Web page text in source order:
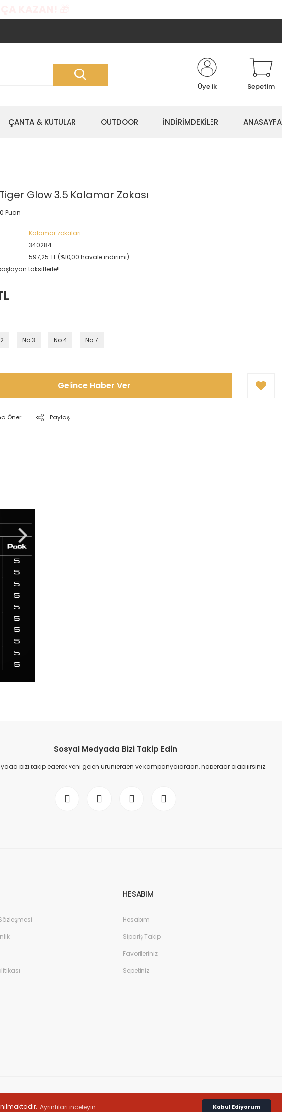
Ayrıntıları inceleyin Kabul Ediyorum
Üyelik Sepetim
ÇANTA & KUTULAR OUTDOOR İNDİRİMDEKİLER ANASAYFA
Glow 3.5 Kalamar Zokası
Puan
Kalamar zokaları
340284
597,25 TL (%10,00 havale indirimi)
taksitlerle!!
No:3 No:4 No:7
Gelince Haber Ver
Öner Paylaş
Sosyal Medyada Bizi Takip Edin
bizi takip ederek yeni gelen ürünlerden ve kampanyalardan, haberdar olabilirsiniz.
HESABIM
Hesabım
Sipariş Takip
Favorileriniz
Sepetiniz